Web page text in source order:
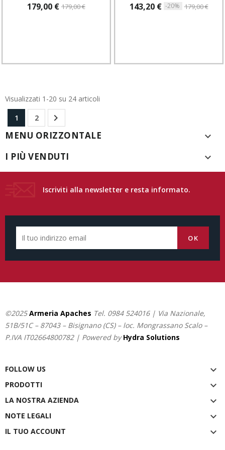
179,00 € 179,00 € 143,20 € -20% 179,00 €
Visualizzati 1-20 su 24 articoli
1
2 
MENU ORIZZONTALE 
I PIÙ VENDUTI 
Iscriviti alla newsletter e resta informato.
©2025Armeria Apaches Tel. 0984 524016| Via Nazionale,
51B/51C – 87043 – Bisignano (CS) – loc. Mongrassano Scalo –
P.IVA IT02664800782 | Powered byHydra Solutions
FOLLOW US 
PRODOTTI 
LA NOSTRA AZIENDA 
NOTE LEGALI 
IL TUO ACCOUNT 